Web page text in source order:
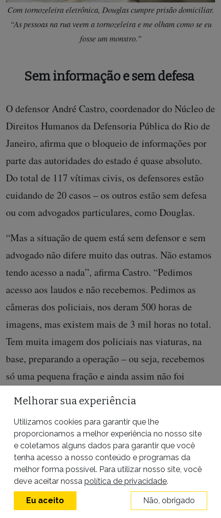
Com tornozeleira eletrônica, Douglas cumpre prisão domiciliar.
“As pessoas na rua veem a tornozeleira e me olham como se eu
fosse um monstro.”
Sem informação e sem defesa
O defensor André Castro, coordenador do Núcleo de
Direitos Humanos da Defensoria Pública do Rio de
Janeiro, afirma que o bloqueio de informações por
parte das autoridades do estado é quase absoluto.
Do total de 117 vítimas civis, os defensores estão
cuidando de 20 casos – os outros estão sem defesa
ou com advogados particulares, como Douglas.
“Mas a situação de quem está sem defensor e sem
advogado não difere muito das outras. Não estamos
tendo acesso a nada”, afirma Castro. “Pedimos
acesso aos laudos e não recebemos. Pedimos as
câmeras dos policiais, nos deram 500 horas de
imagens, mas existem mais de 3 mil horas no total.
Tem muita imagem dos policiais nas viaturas, na
base, preparando a operação – ou seja, recebemos
só uma pequena fração e ainda assim não foi
aleatória, nada do que é confronto está ali. Uma
pessoa pode ter sido executada, outra podia estar
atirando na polícia. Precisamos ter elementos que
indiquem o que aconteceu.”
Em um documento anexado aos autos do processo,
o advogado de Douglas, Gilberto Santiago Lopes,
afirma que “os policiais, em um ato de desespero ao
Melhorar sua experiência
Utilizamos cookies para garantir que lhe
proporcionamos a melhor experiência no nosso site
e coletamos alguns dados para garantir que você
tenha acesso a nosso conteúdo e programas da
melhor forma possível. Para utilizar nosso site, você
deve aceitar nossa política de privacidade.
Eu aceito Não, obrigado